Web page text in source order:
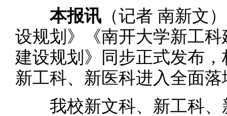
本报讯 （记者 南新文
设规划》《南开大学新工
建设规划》同步正式发布
新工科、新医科进入全面
我校新文科、新工科、